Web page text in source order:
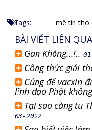
Tags: mê tín tho
BÀI VIẾT LIÊN
Gan Không...!..
Công thức giải
Cúng để vacxin
lĩnh đạo Phật không
Tại sao càng tu
03-2022